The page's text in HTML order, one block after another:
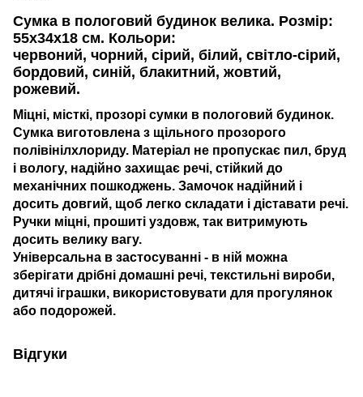
Сумка в пологовий будинок велика. Розмір:
55х34х18 см. Кольори:
червоний, чорний, сірий, білий, світло-сірий,
бордовий, синій, блакитний, жовтий,
рожевий.
Міцні, місткі, прозорі сумки в пологовий будинок.
Сумка виготовлена з щільного прозорого
полівінілхлориду. Матеріал не пропускає пил, бруд
і вологу, надійно захищає речі, стійкий до
механічних пошкоджень. Замочок надійний і
досить довгий, щоб легко складати і діставати речі.
Ручки міцні, прошиті уздовж, так витримують
досить велику вагу.
Універсальна в застосуванні - в ній можна
зберігати дрібні домашні речі, текстильні вироби,
дитячі іграшки, використовувати для прогулянок
або подорожей.
Відгуки